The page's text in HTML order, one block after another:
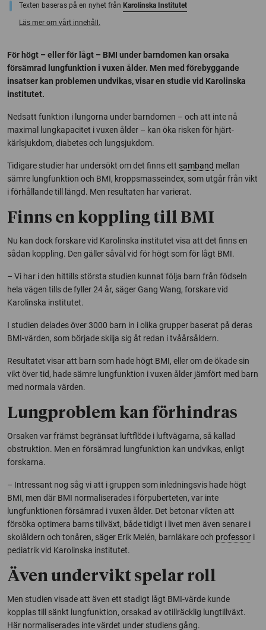
Texten baseras på en nyhet från Karolinska Institutet
Läs mer om vårt innehåll.
För högt – eller för lågt – BMI under barndomen kan orsaka
försämrad lungfunktion i vuxen ålder. Men med förebyggande
insatser kan problemen undvikas, visar en studie vid Karolinska
institutet.
Nedsatt funktion i lungorna under barndomen – och att inte nå
maximal lungkapacitet i vuxen ålder – kan öka risken för hjärt-
kärlsjukdom, diabetes och lungsjukdom.
Tidigare studier har undersökt om det finns ett samband mellan
sämre lungfunktion och BMI, kroppsmasseindex, som utgår från vikt
i förhållande till längd. Men resultaten har varierat.
Finns en koppling till BMI
Nu kan dock forskare vid Karolinska institutet visa att det finns en
sådan koppling. Den gäller såväl vid för högt som för lågt BMI.
– Vi har i den hittills största studien kunnat följa barn från födseln
hela vägen tills de fyller 24 år, säger Gang Wang, forskare vid
Karolinska institutet.
I studien delades över 3000 barn in i olika grupper baserat på deras
BMI-värden, som började skilja sig åt redan i tvåårsåldern.
Resultatet visar att barn som hade högt BMI, eller om de ökade sin
vikt över tid, hade sämre lungfunktion i vuxen ålder jämfört med barn
med normala värden.
Lungproblem kan förhindras
Orsaken var främst begränsat luftflöde i luftvägarna, så kallad
obstruktion. Men en försämrad lungfunktion kan undvikas, enligt
forskarna.
– Intressant nog såg vi att i gruppen som inledningsvis hade högt
BMI, men där BMI normaliserades i förpuberteten, var inte
lungfunktionen försämrad i vuxen ålder. Det betonar vikten att
försöka optimera barns tillväxt, både tidigt i livet men även senare i
skolåldern och tonåren, säger Erik Melén, barnläkare och professor i
pediatrik vid Karolinska institutet.
Även undervikt spelar roll
Men studien visade att även ett stadigt lågt BMI-värde kunde
kopplas till sänkt lungfunktion, orsakad av otillräcklig lungtillväxt.
Här normaliserades inte värdet under studiens gång.